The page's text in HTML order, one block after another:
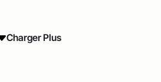
Charger Plus